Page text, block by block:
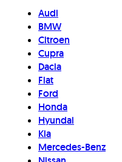
Audi
BMW
Citroen
Cupra
Dacia
Fiat
Ford
Honda
Hyundai
Kia
Mercedes-Benz